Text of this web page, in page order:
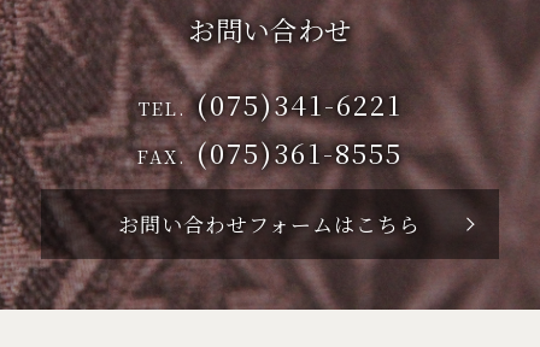
お問い合わせ
TEL. (075)341-6221
FAX.(075)361-8555
お問い合わせフォームはこちら